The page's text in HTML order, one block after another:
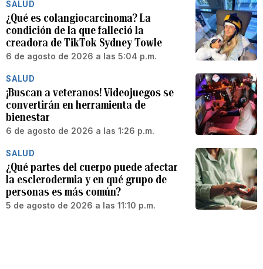
SALUD
¿Qué es colangiocarcinoma? La
condición de la que falleció la
creadora de TikTok Sydney Towle
6 de agosto de 2026 a las 5:04 p.m.
SALUD
¡Buscan a veteranos! Videojuegos se
convertirán en herramienta de
bienestar
6 de agosto de 2026 a las 1:26 p.m.
SALUD
¿Qué partes del cuerpo puede afectar
la esclerodermia y en qué grupo de
personas es más común?
5 de agosto de 2026 a las 11:10 p.m.